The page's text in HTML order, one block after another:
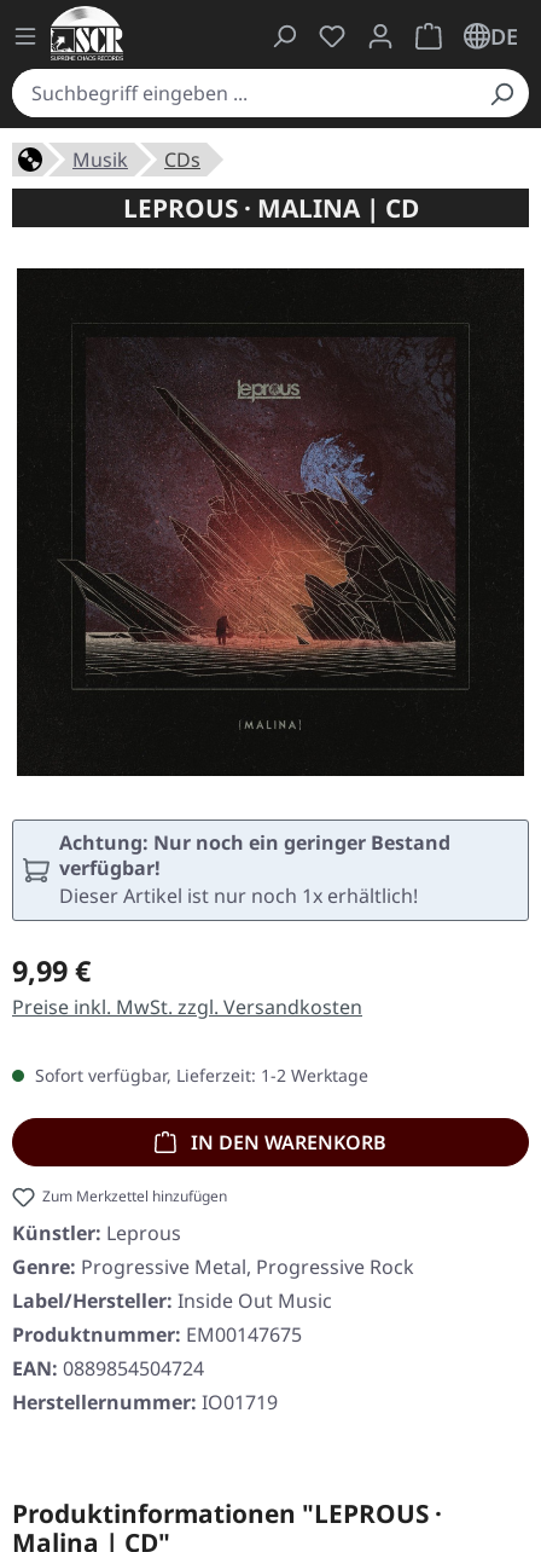
Du hast 0 Produkte
Warenkorb
DE
Musik CDs
LEPROUS · MALINA | CD
Achtung: Nur noch ein geringer Bestand
verfügbar!
Dieser Artikel ist nur noch 1x erhältlich!
Regulärer Preis:
9,99 €
Preise inkl. MwSt. zzgl. Versandkosten
Sofort verfügbar, Lieferzeit: 1-2 Werktage
IN DEN WARENKORB
Zum Merkzettel hinzufügen
Künstler: Leprous
Genre: Progressive Metal, Progressive Rock
Label/Hersteller: Inside Out Music
Produktnummer: EM00147675
EAN: 0889854504724
Herstellernummer: IO01719
Produktinformationen "LEPROUS ·
Malina | CD"